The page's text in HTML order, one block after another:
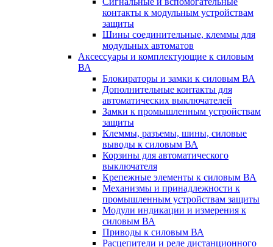
контакты к модульным устройствам
защиты
Шины соединительные, клеммы для
модульных автоматов
Аксессуары и комплектующие к силовым
ВА
Блокираторы и замки к силовым ВА
Дополнительные контакты для
автоматических выключателей
Замки к промышленным устройствам
защиты
Клеммы, разъемы, шины, силовые
выводы к силовым ВА
Корзины для автоматического
выключателя
Крепежные элементы к силовым ВА
Механизмы и принадлежности к
промышленным устройствам защиты
Модули индикации и измерения к
силовым ВА
Приводы к силовым ВА
Расцепители и реле дистанционного